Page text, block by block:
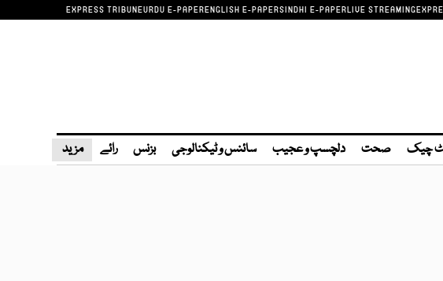
EXPRESS TRIBUNEURDU E-PAPERENGLISH E-PAPERSINDHI E-PAPERLIVE STREAMING
چیک صحت دلچسپ و عجیب سائنس و ٹیکنالوجی بزنس رائے مزید